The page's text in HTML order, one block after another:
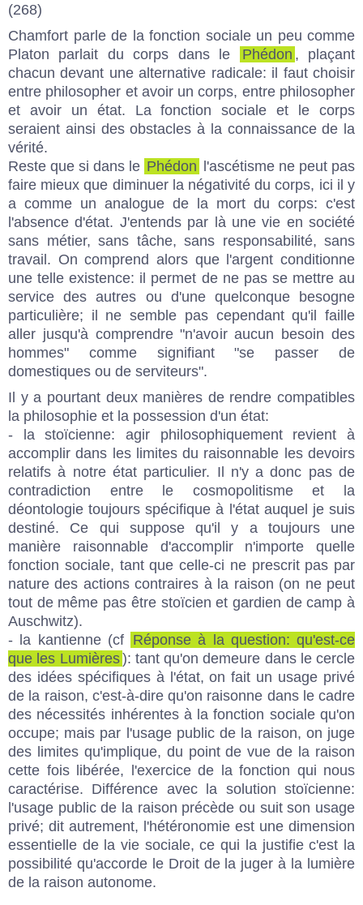
(268)
Chamfort parle de la fonction sociale un peu comme
Platon parlait du corps dans le
Phédon , plaçant
chacun devant une alternative radicale: il faut choisir
entre philosopher et avoir un corps, entre philosopher
et avoir un état. La fonction sociale et le corps
seraient ainsi des obstacles à la connaissance de la
vérité.
Reste que si dans le Phédon l'ascétisme ne peut pas
faire mieux que diminuer la négativité du corps, ici il y
a comme un analogue de la mort du corps: c'est
l'absence d'état. J'entends par là une vie en société
sans métier, sans tâche, sans responsabilité, sans
travail. On comprend alors que l'argent conditionne
une telle existence: il permet de ne pas se mettre au
service des autres ou d'une quelconque besogne
particulière; il ne semble pas cependant qu'il faille
aller jusqu'à comprendre "n'avoir aucun besoin des
hommes" comme signifiant "se passer de
domestiques ou de serviteurs".
Il y a pourtant deux manières de rendre compatibles
la philosophie et la possession d'un état:
- la stoïcienne: agir philosophiquement revient à
accomplir dans les limites du raisonnable les devoirs
relatifs à notre état particulier. Il n'y a donc pas de
contradiction entre le cosmopolitisme et la
déontologie toujours spécifique à l'état auquel je suis
destiné. Ce qui suppose qu'il y a toujours une
manière raisonnable d'accomplir n'importe quelle
fonction sociale, tant que celle-ci ne prescrit pas par
nature des actions contraires à la raison (on ne peut
tout de même pas être stoïcien et gardien de camp à
Auschwitz).
- la kantienne (cf Réponse à la question: qu'est-ce
que les Lumières): tant qu'on demeure dans le cercle
des idées spécifiques à l'état, on fait un usage privé
de la raison, c'est-à-dire qu'on raisonne dans le cadre
des nécessités inhérentes à la fonction sociale qu'on
occupe; mais par l'usage public de la raison, on juge
des limites qu'implique, du point de vue de la raison
cette fois libérée, l'exercice de la fonction qui nous
caractérise. Différence avec la solution stoïcienne:
l'usage public de la raison précède ou suit son usage
privé; dit autrement, l'hétéronomie est une dimension
essentielle de la vie sociale, ce qui la justifie c'est la
possibilité qu'accorde le Droit de la juger à la lumière
de la raison autonome.